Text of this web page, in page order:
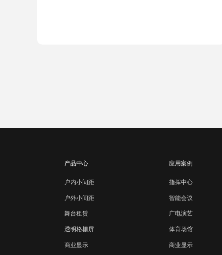
产品中心
户内小间距
户外小间距
舞台租赁
透明格栅屏
商业显示
应用案例
指挥中心
智能会议
广电演艺
体育场馆
商业显示